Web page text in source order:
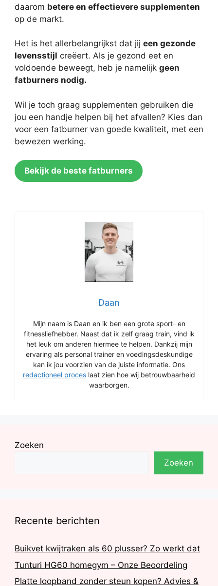
daarom betere en effectievere supplementen
op de markt.
Het is het allerbelangrijkst dat jij een gezonde
levensstijl creëert. Als je gezond eet en
voldoende beweegt, heb je namelijk geen
fatburners nodig.
Wil je toch graag supplementen gebruiken die
jou een handje helpen bij het afvallen? Kies dan
voor een fatburner van goede kwaliteit, met een
bewezen werking.
Bekijk de beste fatburners
Daan
Mijn naam is Daan en ik ben een grote sport- en
fitnessliefhebber. Naast dat ik zelf graag train, vind ik
het leuk om anderen hiermee te helpen. Dankzij mijn
ervaring als personal trainer en voedingsdeskundige
kan ik jou voorzien van de juiste informatie. Ons
redactioneel proces laat zien hoe wij betrouwbaarheid
waarborgen.
Zoeken
Zoeken
Recente berichten
Buikvet kwijtraken als 60 plusser? Zo werkt dat
Tunturi HG60 homegym – Onze Beoordeling
Platte loopband zonder steun kopen? Advies &